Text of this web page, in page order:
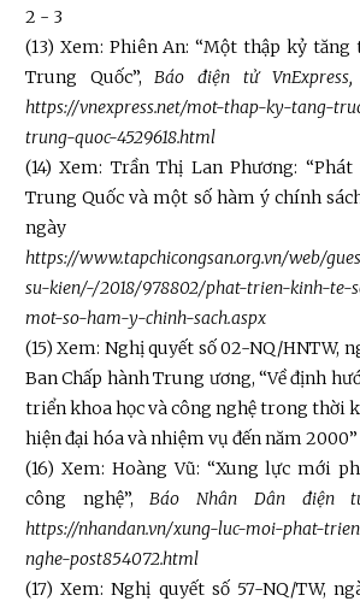
2 - 3
(13) Xem: Phiên An: “Một thập kỷ
Trung Quốc”,Báo điện tử VnExpress,
https://vnexpress.net/mot-thap-ky-tang-
trung-quoc-4529618.html
(14) Xem: Trần Thị Lan Phương:
Trung Quốc và một số hàm ý chính
ngày 3-10-
https://www.tapchicongsan.org.vn/web/
su-kien/-/2018/978802/phat-trien-kinh-te-
mot-so-ham-y-chinh-sach.aspx
(15) Xem: Nghị quyết số 02-NQ/HNTW,
Ban Chấp hành Trung ương, “Về định
triển khoa học và công nghệ trong thời
hiện đại hóa và nhiệm vụ đến năm 2000”
(16) Xem: Hoàng Vũ: “Xung lực mới
công nghệ”,Báo Nhân Dân điện
https://nhandan.vn/xung-luc-moi-phat-
nghe-post854072.html
(17) Xem: Nghị quyết số 57-NQ/TW,